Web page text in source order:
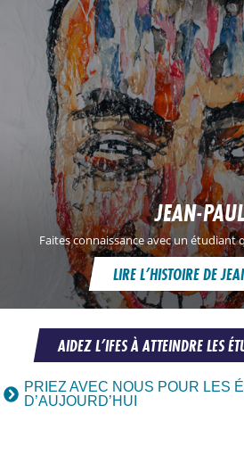
JEAN-PAUL
Faites connaissance avec un étudiant
LIRE L’HISTOIRE DE
AIDEZ L’IFES À ATTEINDRE LES
PRIEZ AVEC NOUS POUR LES
D’AUJOURD’HUI